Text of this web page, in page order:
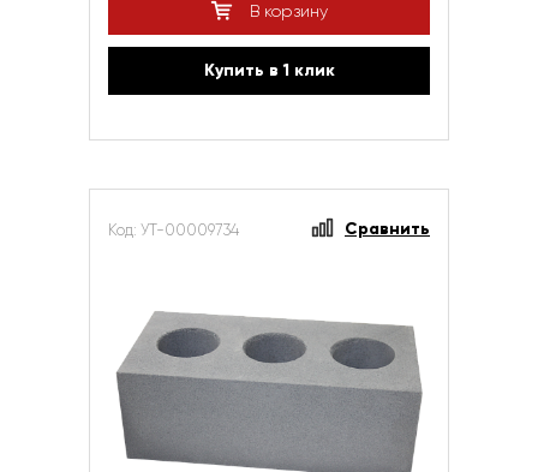
В корзину
Купить в 1 клик
Код: УТ-00009734 Сравнить